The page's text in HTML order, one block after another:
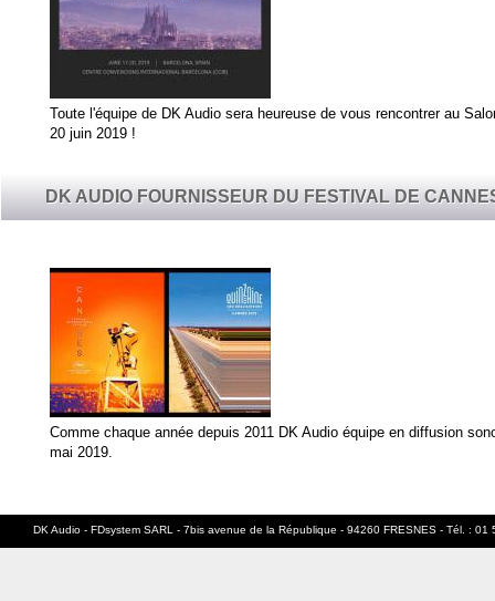
Toute l'équipe de DK Audio sera heureuse de vous rencontrer au
20 juin 2019 !
DK AUDIO FOURNISSEUR DU FESTIVAL DE
Comme chaque année depuis 2011 DK Audio équipe en diffusion
mai 2019.
DK Audio - FDsystem SARL - 7bis avenue de la République - 94260 FRESNES - Tél. : 01